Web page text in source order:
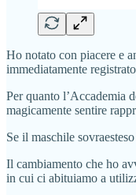
Ho notato con piacere e
immediatamente
Per quanto l’Accademia
magicamente sentire
Se il maschile
Il cambiamento che ho
in cui ci abituiamo a